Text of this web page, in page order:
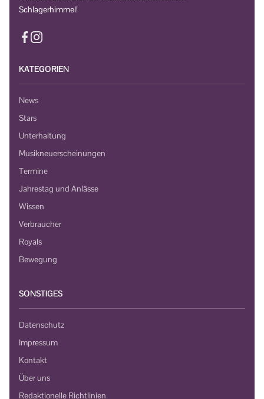
Schlagerhimmel!
KATEGORIEN
News
Stars
Unterhaltung
Musikneuerscheinungen
Termine
Jahrestag und Anlässe
Wissen
Verbraucher
Royals
Bewegung
SONSTIGES
Datenschutz
Impressum
Kontakt
Über uns
Redaktionelle Richtlinien